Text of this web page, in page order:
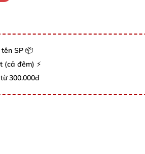
SP 📦
(cả đêm) ⚡
300.000đ